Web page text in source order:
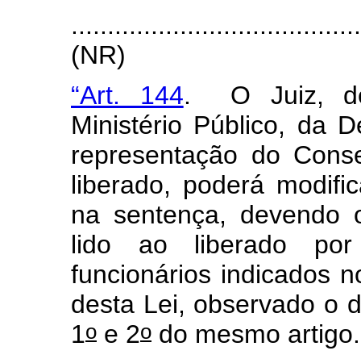
(NR)
“Art. 144. O Juiz, de
Ministério Público, da
representação do
liberado, poderá
na sentença, devendo
lido ao liberado
funcionários indicados
desta Lei, observado o
1o e 2o do mesmo